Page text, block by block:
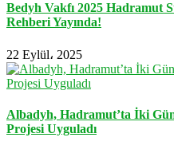
Bedyh Vakfı 2025 Hadramut
Rehberi Yayında!
22 Eylül، 2025
Albadyh, Hadramut’ta İki
Projesi Uyguladı